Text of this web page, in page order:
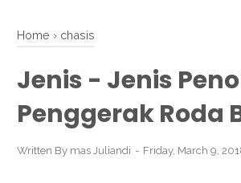
Home › chasis
Jenis - Jenis
Penggerak Roda
Written By mas Juliandi Friday, March 9,